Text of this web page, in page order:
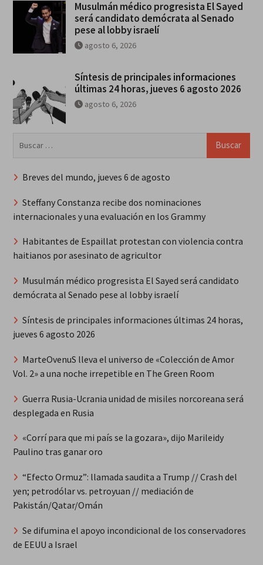
Musulmán médico progresista El Sayed
será candidato demócrata al Senado
pese al lobby israelí
agosto 6, 2026
Síntesis de principales informaciones
últimas 24 horas, jueves 6 agosto 2026
agosto 6, 2026
Breves del mundo, jueves 6 de agosto
Steffany Constanza recibe dos nominaciones
internacionales y una evaluación en los Grammy
Habitantes de Espaillat protestan con violencia contra
haitianos por asesinato de agricultor
Musulmán médico progresista El Sayed será candidato
demócrata al Senado pese al lobby israelí
Síntesis de principales informaciones últimas 24 horas,
jueves 6 agosto 2026
MarteOvenuS lleva el universo de «Colección de Amor
Vol. 2» a una noche irrepetible en The Green Room
Guerra Rusia-Ucrania unidad de misiles norcoreana será
desplegada en Rusia
«Corrí para que mi país se la gozara», dijo Marileidy
Paulino tras ganar oro
“Efecto Ormuz”: llamada saudita a Trump // Crash del
yen; petrodólar vs. petroyuan // mediación de
Pakistán/Qatar/Omán
Se difumina el apoyo incondicional de los conservadores
de EEUU a Israel